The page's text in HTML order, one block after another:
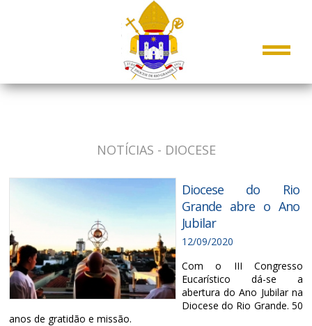
NOTÍCIAS - DIOCESE
Diocese do Rio
Grande abre o Ano
Jubilar
12/09/2020
Com o III Congresso
Eucarístico dá-se a
abertura do Ano Jubilar na
Diocese do Rio Grande. 50
anos de gratidão e missão.